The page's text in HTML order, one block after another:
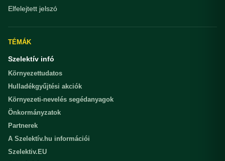
Elfelejtett jelszó
TÉMÁK
Szelektív infó
Környezettudatos
Hulladékgyűjtési akciók
Környezeti-nevelés segédanyagok
Önkormányzatok
Partnerek
A Szelektív.hu információi
Szelektiv.EU